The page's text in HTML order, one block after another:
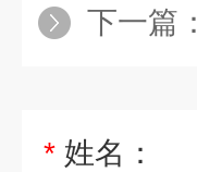
下一篇：
* 姓名：